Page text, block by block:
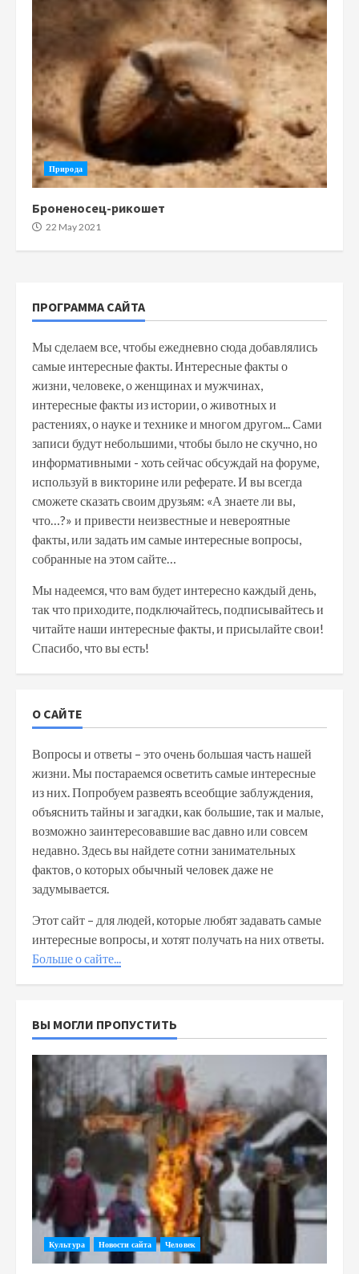
Природа
Броненосец-рикошет
22 May 2021
ПРОГРАММА САЙТА
Мы сделаем все, чтобы ежедневно сюда добавлялись
самые интересные факты. Интересные факты о
жизни, человеке, о женщинах и мужчинах,
интересные факты из истории, о животных и
растениях, о науке и технике и многом другом... Сами
записи будут небольшими, чтобы было не скучно, но
информативными - хоть сейчас обсуждай на форуме,
используй в викторине или реферате. И вы всегда
сможете сказать своим друзьям: «А знаете ли вы,
что…?» и привести неизвестные и невероятные
факты, или задать им самые интересные вопросы,
собранные на этом сайте…
Мы надеемся, что вам будет интересно каждый день,
так что приходите, подключайтесь, подписывайтесь и
читайте наши интересные факты, и присылайте свои!
Спасибо, что вы есть!
О САЙТЕ
Вопросы и ответы – это очень большая часть нашей
жизни. Мы постараемся осветить самые интересные
из них. Попробуем развеять всеобщие заблуждения,
объяснить тайны и загадки, как большие, так и малые,
возможно заинтересовавшие вас давно или совсем
недавно. Здесь вы найдете сотни занимательных
фактов, о которых обычный человек даже не
задумывается.
Этот сайт – для людей, которые любят задавать самые
интересные вопросы, и хотят получать на них ответы.
Больше о сайте...
ВЫ МОГЛИ ПРОПУСТИТЬ
Культура Новости сайта Человек